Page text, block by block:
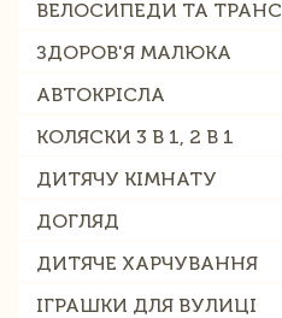
ВЕЛОСИПЕДИ ТА
ЗДОРОВ'Я МАЛЮКА
АВТОКРІСЛА
КОЛЯСКИ 3 В 1, 2 В 1
ДИТЯЧУ КІМНАТУ
ДОГЛЯД
ДИТЯЧЕ ХАРЧУВАННЯ
ІГРАШКИ ДЛЯ ВУЛИЦІ